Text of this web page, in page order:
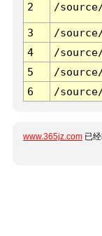
2 /
3 /
4
/
5
/
6
/
www.365jz.com 已